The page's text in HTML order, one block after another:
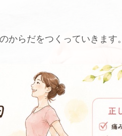
からだをつくっていきます。